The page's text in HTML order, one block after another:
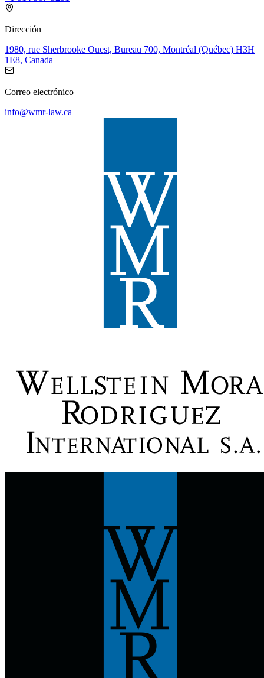
Dirección
1980, rue Sherbrooke Ouest, Bureau 700, Montréal (Québec) H3H
1E8, Canada
Correo electrónico
info@wmr-law.ca